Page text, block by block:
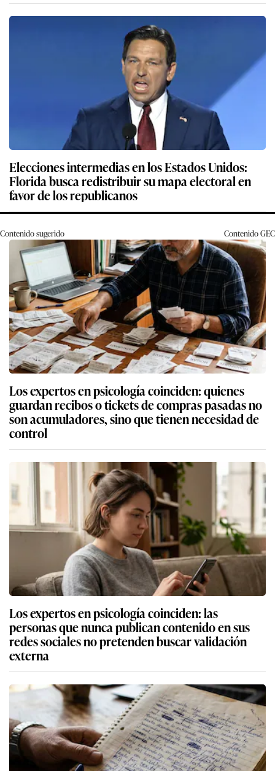
Elecciones intermedias en los Estados Unidos:
Florida busca redistribuir su mapa electoral en
favor de los republicanos
Contenido sugerido ContenidoGEC
Los expertos en psicología coinciden: quienes
guardan recibos o tickets de compras pasadas no
son acumuladores, sino que tienen necesidad de
control
Los expertos en psicología coinciden: las
personas que nunca publican contenido en sus
redes sociales no pretenden buscar validación
externa